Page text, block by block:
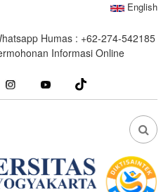
English
Humas : +62-274-542185
Informasi Online
Instagram youtube
FA